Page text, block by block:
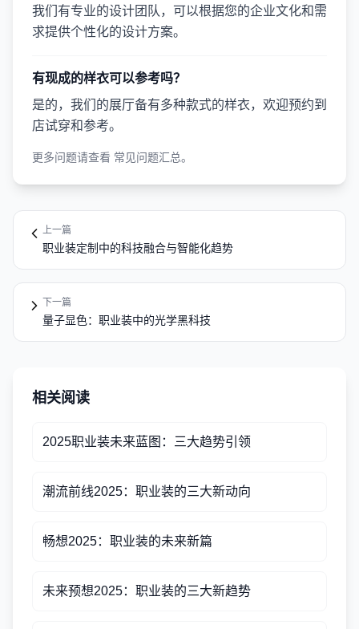
我们有专业的设计团队，可以根据您的企业文化和需
求提供个性化的设计方案。
有现成的样衣可以参考吗？
是的，我们的展厅备有多种款式的样衣，欢迎预约到
店试穿和参考。
更多问题请查看 常见问题汇总。
上一篇
职业装定制中的科技融合与智能化趋势
下一篇
量子显色：职业装中的光学黑科技
相关阅读
2025职业装未来蓝图：三大趋势引领
潮流前线2025：职业装的三大新动向
畅想2025：职业装的未来新篇
未来预想2025：职业装的三大新趋势